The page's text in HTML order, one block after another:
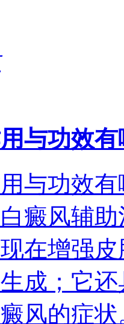
与功效有
与功效
癜风辅
在增强
成；它
风的症